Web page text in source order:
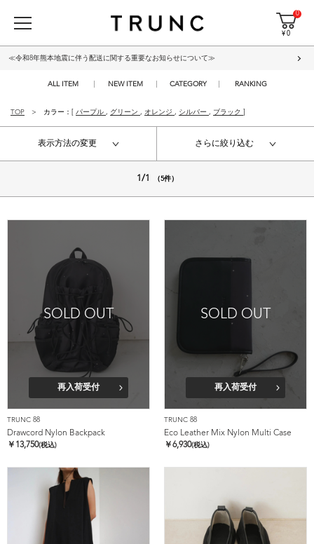
0
¥ 0
≪令和8年熊本地震に伴う配送に関する重要なお知らせについて≫
ALL ITEM NEW ITEM CATEGORY RANKING
TOP カラー：[ パープル , グリーン , オレンジ , シルバー , ブラック
表示方法の変更 さらに絞り込む
1/1 （5件）
SOLD OUT
再入荷受付
TRUNC 88
Drawcord Nylon Backpack
￥ 13,750(税込)
SOLD OUT
再入荷受付
TRUNC 88
Eco Leather Mix Nylon Multi Case
￥6,930(税込)